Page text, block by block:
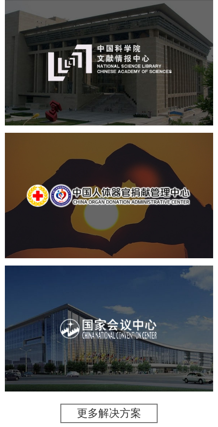
中国科学院文献情报中心
网站建设
数字博物馆建设
展厅空间设计
产品展厅设计
中国人体器官捐献管理中心
国企 品牌官网 网站建设
国家会议中心
专业服务 网站建设 网站设计
更多解决方案